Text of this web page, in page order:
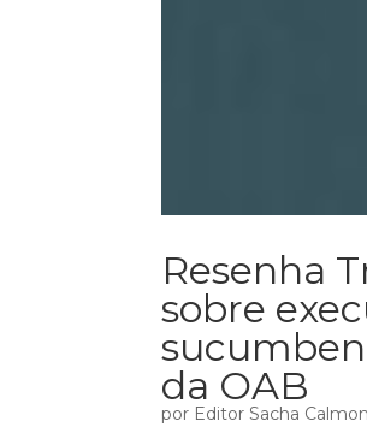
Resenha
sobre
da OAB
por Editor Sacha Calmon